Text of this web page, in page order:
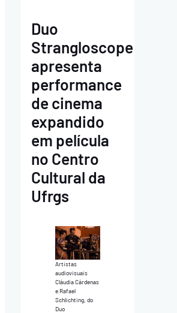
Duo
Strangloscope
apresenta
performance
de cinema
expandido
em película
no Centro
Cultural da
Ufrgs
Artistas
audiovisuais
Cláudia Cárdenas
e Rafael
Schlichting, do
Duo